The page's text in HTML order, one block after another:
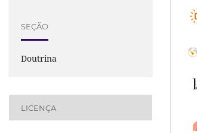
SEÇÃO
Doutrina
LICENÇA